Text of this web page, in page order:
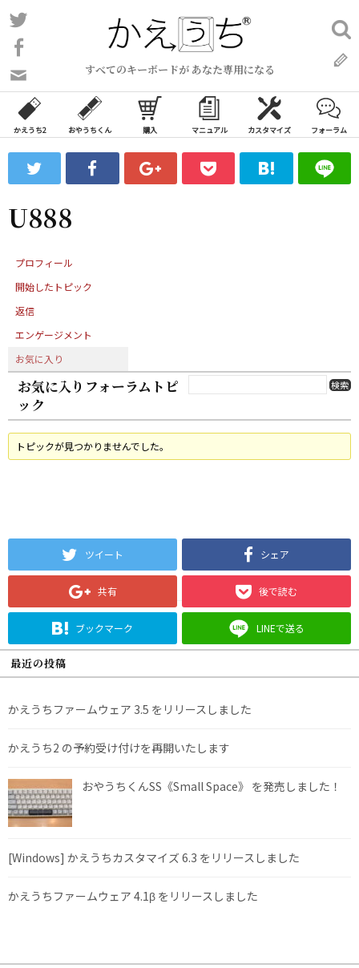
コ
ン
ン
ツ
ス
ッ
プ
すべてのキーボードが あなた専用になる
い
合
わ
フ
ォ
ム
検
索:
かえうち2 おやうちくん 購入 マニュアル カスタマイズ フォーラム
U888
プロフィール
開始したトピック
返信
エンゲージメント
お気に入り
お気に入りフォーラムトピ
ック
トピックが見つかりませんでした。
ツイート シェア
共有 後で読む
ブックマーク LINEで送る
最近の投稿
かえうちファームウェア 3.5 をリリースしました
かえうち2 の予約受け付けを再開いたします
おやうちくんSS《Small Space》 を発売しました！
[Windows] かえうちカスタマイズ 6.3 をリリースしました
かえうちファームウェア 4.1β をリリースしました